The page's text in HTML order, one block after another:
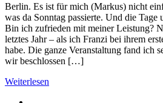
Berlin. Es ist für mich (Markus) nicht
was da Sonntag passierte. Und die Tage
Bin ich zufrieden mit meiner Leistung?
letztes Jahr – als ich Franzi bei ihrem
habe. Die ganze Veranstaltung fand ich
wir beschlossen […]
Weiterlesen